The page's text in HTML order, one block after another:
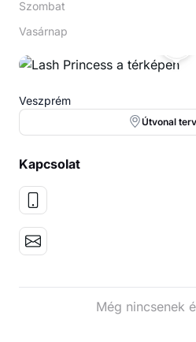
Szombat
Vasárnap
Veszprém
Útvonal
Kapcsolat
Még nincsenek